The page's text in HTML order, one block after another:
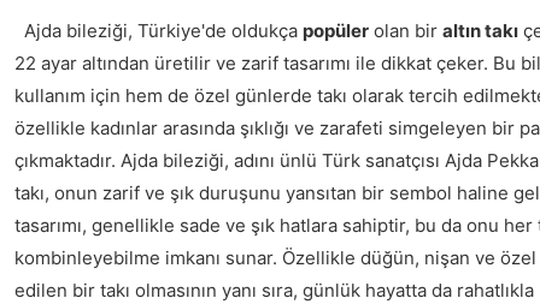
Ajda bileziği, Türkiye'de oldukça popüler olan bir altın takı
22 ayar altından üretilir ve zarif tasarımı ile dikkat çeker. Bu
kullanım için hem de özel günlerde takı olarak tercih
özellikle kadınlar arasında şıklığı ve zarafeti simgeleyen bir
çıkmaktadır. Ajda bileziği, adını ünlü Türk sanatçısı Ajda
takı, onun zarif ve şık duruşunu yansıtan bir sembol haline
tasarımı, genellikle sade ve şık hatlara sahiptir, bu da onu
kombinleyebilme imkanı sunar. Özellikle düğün, nişan ve
edilen bir takı olmasının yanı sıra, günlük hayatta da